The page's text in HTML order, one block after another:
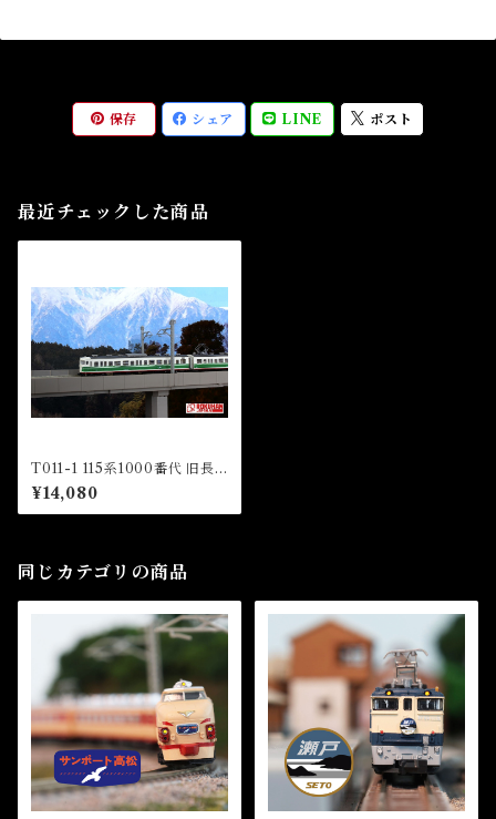
保存 シェア LINE ポスト
最近チェックした商品
T011-1 115系1000番代 旧長
野色 3両セット (115 1000 Ol
d Nagano Color 3Cars Set)
¥14,080
同じカテゴリの商品